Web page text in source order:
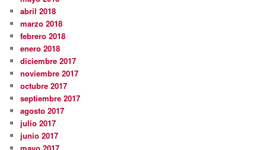
abril 2018
marzo 2018
febrero 2018
enero 2018
diciembre 2017
noviembre 2017
octubre 2017
septiembre 2017
agosto 2017
julio 2017
junio 2017
mayo 2017